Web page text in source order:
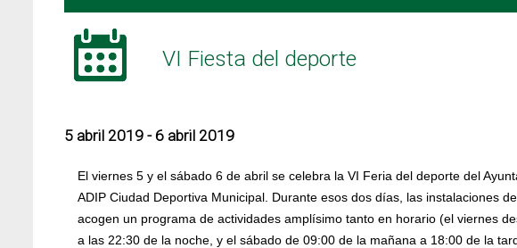
VI Fiesta del deporte
5 abril 2019 - 6 abril 2019
El viernes 5 y el sábado 6 de abril se celebra la VI Feria del deporte del
ADIP Ciudad Deportiva Municipal. Durante esos dos días, las instalaciones
acogen un programa de actividades amplísimo tanto en horario (el viernes
a las 22:30 de la noche, y el sábado de 09:00 de la mañana a 18:00 de la